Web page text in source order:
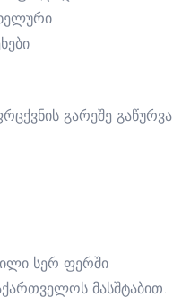
გარეშე გაწურვა
სერ ფერში
მასშტაბით.